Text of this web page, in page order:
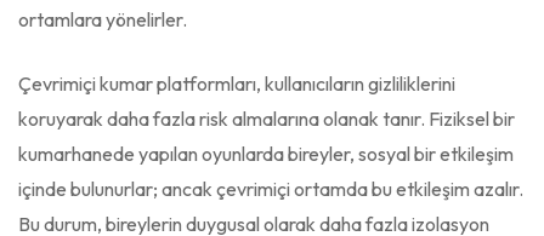
ortamlara yönelirler.
Çevrimiçi kumar platformları, kullanıcıların gizliliklerini
koruyarak daha fazla risk almalarına olanak tanır. Fiziksel bir
kumarhanede yapılan oyunlarda bireyler, sosyal bir etkileşim
içinde bulunurlar; ancak çevrimiçi ortamda bu etkileşim azalır.
Bu durum, bireylerin duygusal olarak daha fazla izolasyon